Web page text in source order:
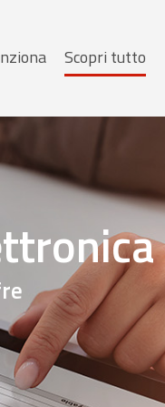
Scopri tutto